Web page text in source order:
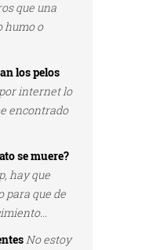
que una
humo o
los pelos
internet lo
encontrado
se muere?
hay que
para que de
No estoy